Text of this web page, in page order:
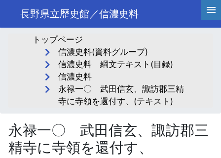
長野県立歴史館／信濃史料
トップページ
信濃史料(資料グループ)
信濃史料 綱文テキスト(目録)
信濃史料
永禄一〇 武田信玄、諏訪郡三精
寺に寺領を還付す、(テキスト)
永禄一〇 武田信玄、諏訪郡三
精寺に寺領を還付す、